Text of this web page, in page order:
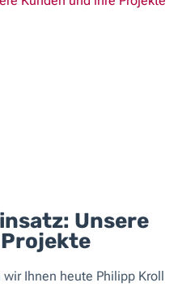
Unsere
Ihnen heute Philipp Kroll